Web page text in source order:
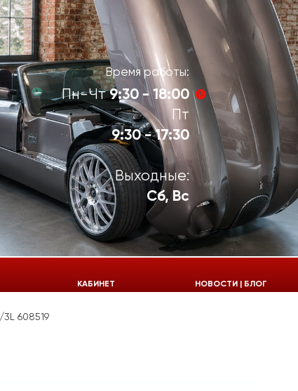
Время работы:
Пн-Чт9:30 - 18:00
Пт
9:30 - 17:30
Выходные:
Сб, Вс
924-55-33КАБИНЕТ НОВОСТИ | БЛОГ
608519